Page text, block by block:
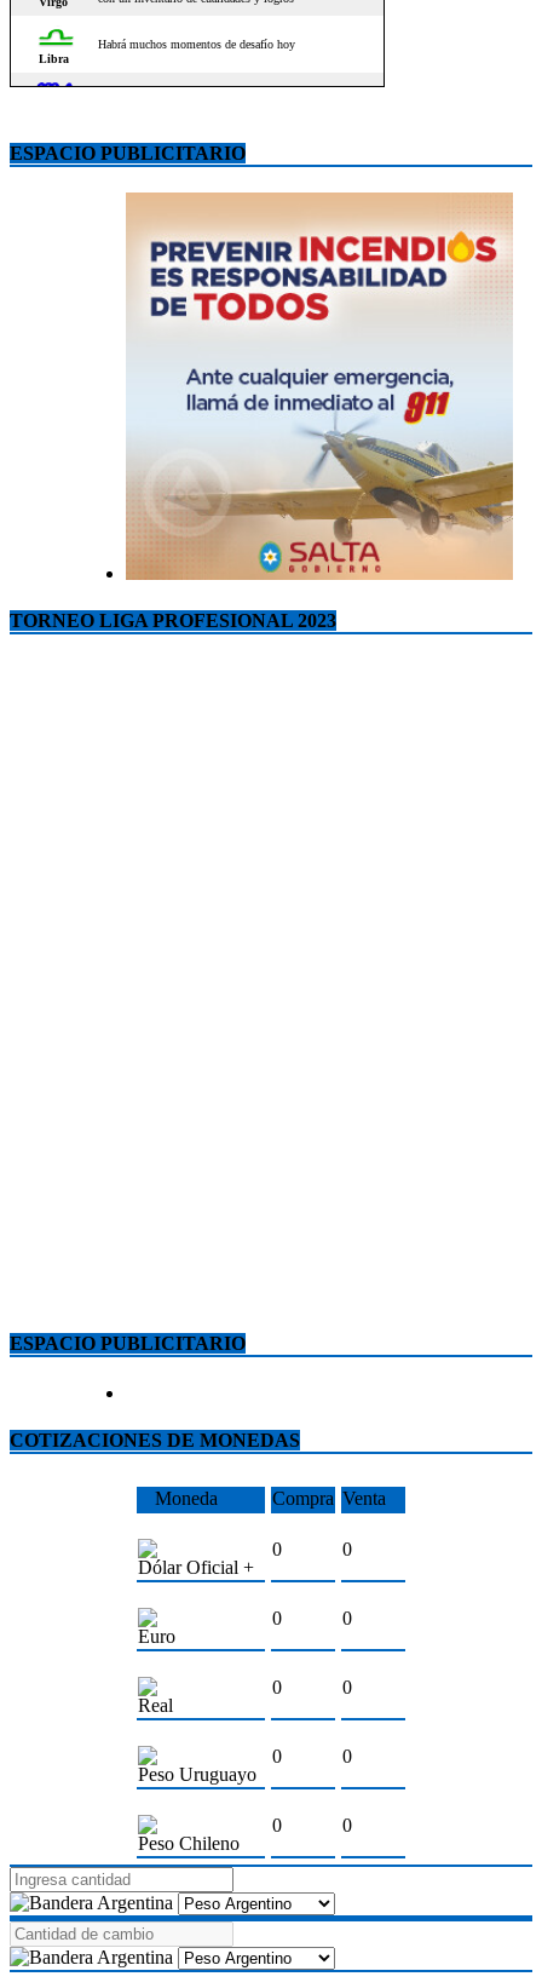
ESPACIO PUBLICITARIO
TORNEO LIGA PROFESIONAL 2023
ESPACIO PUBLICITARIO
COTIZACIONES DE MONEDAS
Moneda Compra Venta
Dólar Oficial +
0 0
Euro
0 0
Real
0 0
Peso Uruguayo
0 0
Peso Chileno
0 0